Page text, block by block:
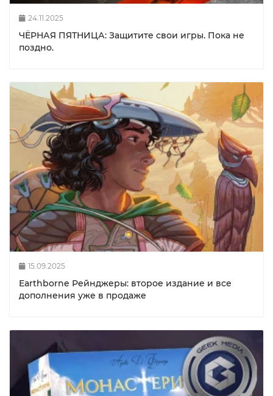
24.11.2025
ЧЁРНАЯ ПЯТНИЦА: Защитите свои игры. Пока не
поздно.
15.09.2025
Earthborne Рейнджеры: второе издание и все
дополнения уже в продаже